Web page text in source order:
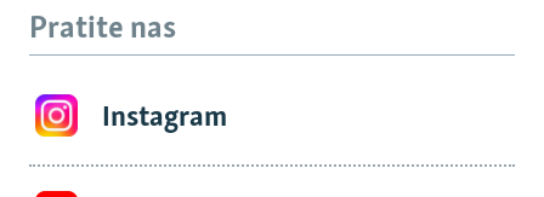
Pratite nas
Instagram